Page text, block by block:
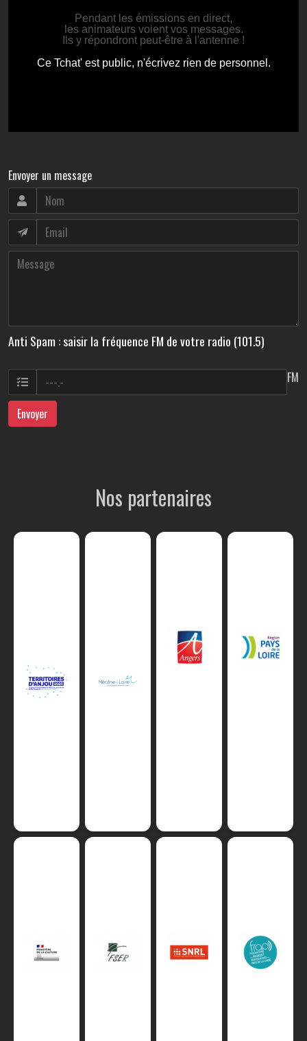
Envoyer un message
Anti Spam : saisir la fréquence FM de votre radio (101.5)
FM
Envoyer
Nos partenaires